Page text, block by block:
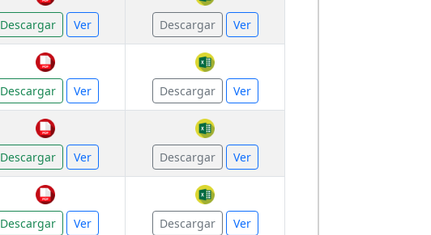
Descargar Ver Descargar Ver
Descargar Ver Descargar Ver
Descargar Ver Descargar Ver
Descargar Ver Descargar Ver